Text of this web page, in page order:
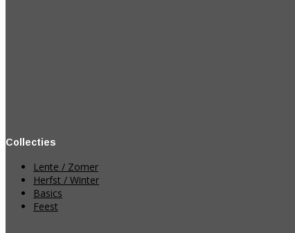
Collecties
Lente / Zomer
Herfst / Winter
Basics
Feest